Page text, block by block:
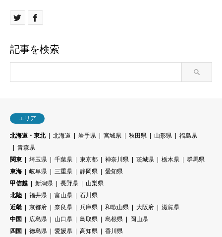
記事を検索
エリア
北海道・東北 北海道 岩手県 宮城県 秋田県 山形県
福島県
青森県
関東
埼玉県 千葉県 東京都 神奈川県 茨城県 栃木県
群馬県
東海
岐阜県 三重県 静岡県
愛知県
甲信越
新潟県 長野県
山梨県
北陸
福井県 富山県
石川県
近畿
京都府 奈良県 兵庫県 和歌山県 大阪府
滋賀県
中国
広島県 山口県 鳥取県 島根県
岡山県
四国
徳島県 愛媛県 高知県
香川県